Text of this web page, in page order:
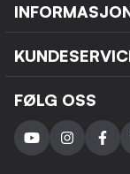
FØLG OSS